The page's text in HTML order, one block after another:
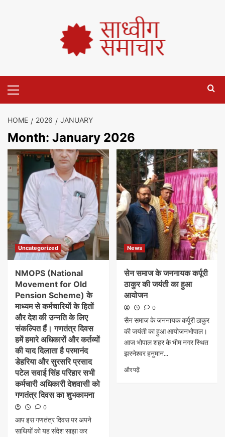
HOME 2026 JANUARY
Month: January 2026
Uncategorized
NMOPS (National
Movement for Old
Pension Scheme) के
माध्यम से कर्मचारियों के हितों
और देश की उन्नति के लिए
संकल्पित हैं। गणतंत्र दिवस
हमें हमारे अधिकारों और कर्तव्यों
की याद दिलाता है परमानंद
डेहरिया और सुरसरि प्रसाद
पटेल सवाई सिंह परिहार सभी
कर्मचारी अधिकारी देशवासी को
गणतंत्र दिवस का शुभकामना
0
आप इस गणतंत्र दिवस पर अपने
साथियों को यह संदेश साझा कर
News
सेन समाज के जननायक कर्पूरी
ठाकुर की जयंती का हुआ
आयोजन
0
सैन समाज के जननायक कर्पूरी ठाकुर
की जयंती का हुआ आयोजनभोपाल।
आज भोपाल शहर के भीम नगर स्थित
झरनेश्वर हनुमान...
और पढ़ें